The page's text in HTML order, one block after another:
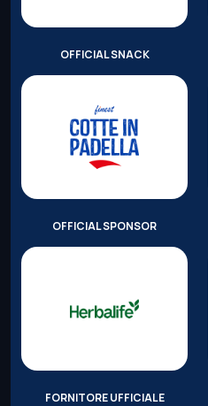
OFFICIAL SNACK
OFFICIAL SPONSOR
FORNITORE UFFICIALE